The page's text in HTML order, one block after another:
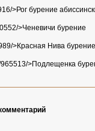
>Рог бурение
>Ченевичи бурение
>Красная Нива бурение
>Подлещенка